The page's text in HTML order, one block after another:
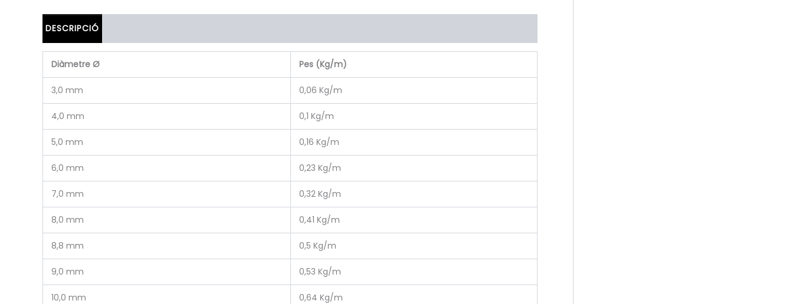
DESCRIPCIÓ
Diàmetre Ø Pes (Kg/m)
3,0 mm 0,06 Kg/m
4,0 mm 0,1 Kg/m
5,0 mm 0,16 Kg/m
6,0 mm 0,23 Kg/m
7,0 mm 0,32 Kg/m
8,0 mm 0,41 Kg/m
8,8 mm 0,5 Kg/m
9,0 mm 0,53 Kg/m
10,0 mm 0,64 Kg/m